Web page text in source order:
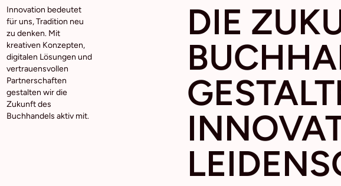
Innovation bedeutet
für uns, Tradition neu
zu denken. Mit
kreativen Konzepten,
digitalen Lösungen und
vertrauensvollen
Partnerschaften
gestalten wir die
Zukunft des
Buchhandels aktiv mit.
DIE